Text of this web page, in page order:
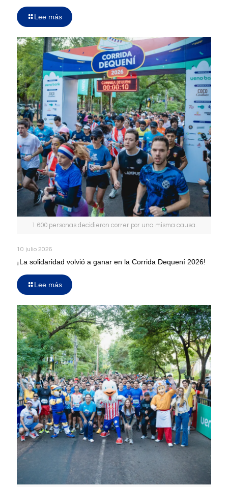
Lee más
1.600 personas decidieron correr por una misma causa.
10 julio 2026
¡La solidaridad volvió a ganar en la Corrida Dequení 2026!
Lee más